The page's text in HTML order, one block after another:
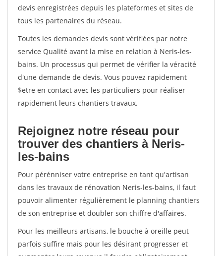
devis enregistrées depuis les plateformes et sites de
tous les partenaires du réseau.
Toutes les demandes devis sont vérifiées par notre
service Qualité avant la mise en relation à Neris-les-
bains. Un processus qui permet de vérifier la véracité
d'une demande de devis. Vous pouvez rapidement
$etre en contact avec les particuliers pour réaliser
rapidement leurs chantiers travaux.
Rejoignez notre réseau pour
trouver des chantiers à Neris-
les-bains
Pour pérénniser votre entreprise en tant qu'artisan
dans les travaux de rénovation Neris-les-bains, il faut
pouvoir alimenter régulièrement le planning chantiers
de son entreprise et doubler son chiffre d'affaires.
Pour les meilleurs artisans, le bouche à oreille peut
parfois suffire mais pour les désirant progresser et